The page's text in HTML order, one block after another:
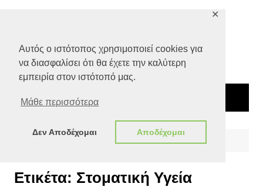
Αυτός ο ιστότοπος χρησιμοποιεί cookies για
να διασφαλίσει ότι θα έχετε την καλύτερη
εμπειρία στον ιστότοπό μας.
Μάθε περισσότερα
Δεν Αποδέχομαι Αποδέχομαι
✕
Στοματική Υγεία
Ετικέτα: Στοματική Υγεία